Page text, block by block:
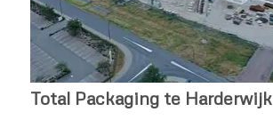
Total Packaging te Harderwijk